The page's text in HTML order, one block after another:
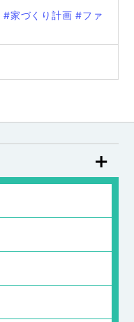
#家づくり計画 #ファ